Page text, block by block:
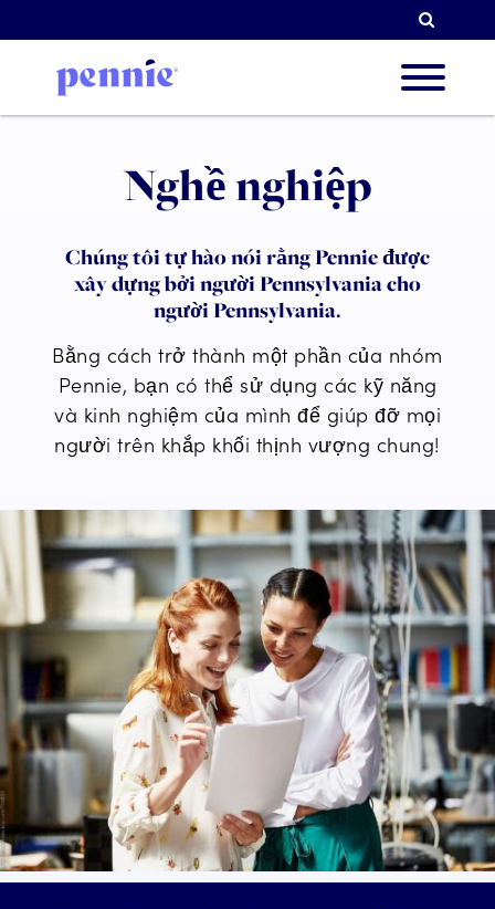
Ưu
Đối
Tài
Nghề nghiệp
Chúng tôi tự hào nói rằng Pennie được
xây dựng bởi người Pennsylvania cho
người Pennsylvania.
Bằng cách trở thành một phần của nhóm
Pennie, bạn có thể sử dụng các kỹ năng
và kinh nghiệm của mình để giúp đỡ mọi
người trên khắp khối thịnh vượng chung!